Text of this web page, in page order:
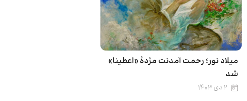
میلاد نور؛ رحمت آمدنت مژدۀ «اعطینا»
شد
۲ دی ۱۴۰۳